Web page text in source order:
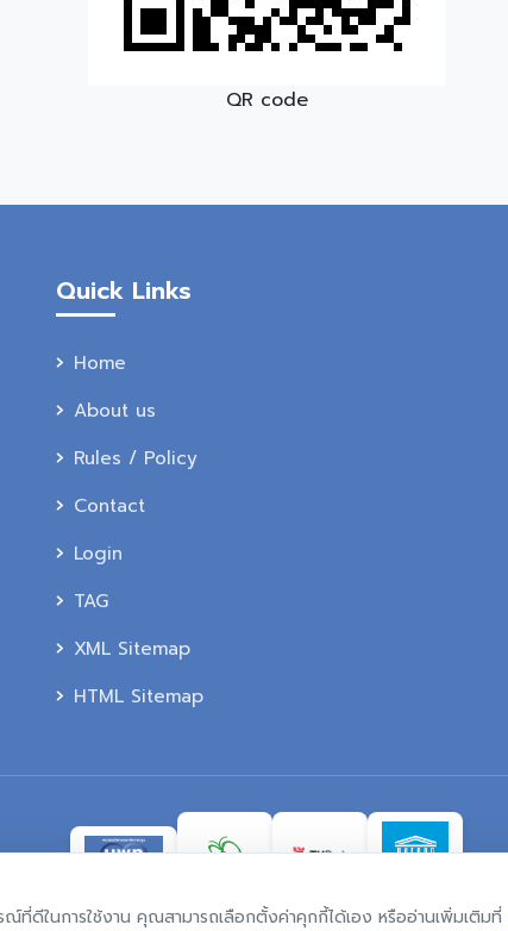
QR code
Quick Links
Home
About us
Rules / Policy
Contact
Login
TAG
XML Sitemap
HTML Sitemap
ณ์ที่ดีในการใช้งาน คุณสามารถเลือกตั้งค่าคุกกี้ได้เอง หรืออ่านเพิ่มเติมที่